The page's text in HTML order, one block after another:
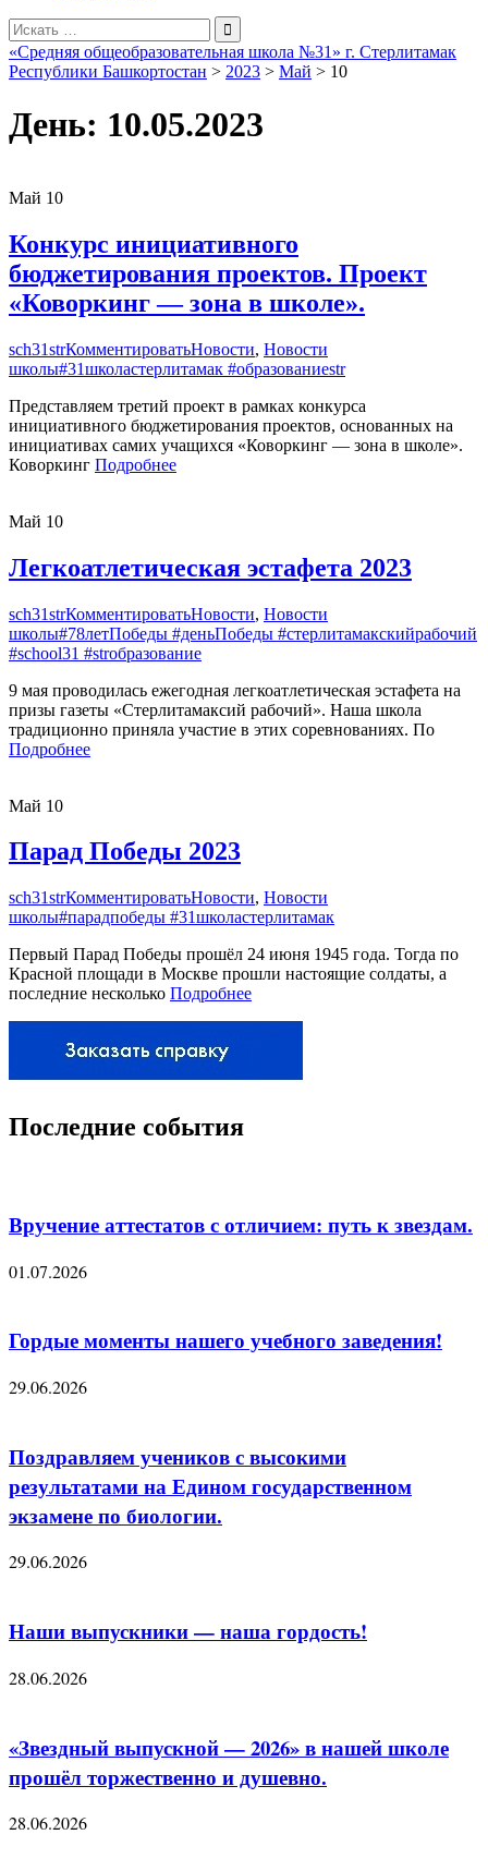
Поиск
для:
«Средняя общеобразовательная школа №31» г. Стерлитамак
Республики Башкортостан > 2023 > Май > 10
День: 10.05.2023
Май 10
Конкурс инициативного
бюджетирования проектов. Проект
«Коворкинг — зона в школе».
sch31strКомментироватьНовости, Новости
школы#31школастерлитамак #образованиеstr
Представляем третий проект в рамках конкурса
инициативного бюджетирования проектов, основанных на
инициативах самих учащихся «Коворкинг — зона в школе».
Коворкинг Подробнее
Май 10
Легкоатлетическая эстафета 2023
sch31strКомментироватьНовости, Новости
школы#78летПобеды #деньПобеды #стерлитамакскийрабочий
#school31 #strобразование
9 мая проводилась ежегодная легкоатлетическая эстафета на
призы газеты «Стерлитамаксий рабочий». Наша школа
традиционно приняла участие в этих соревнованиях. По
Подробнее
Май 10
Парад Победы 2023
sch31strКомментироватьНовости, Новости
школы#парадпобеды #31школастерлитамак
Первый Парад Победы прошёл 24 июня 1945 года. Тогда по
Красной площади в Москве прошли настоящие солдаты, а
последние несколько Подробнее
Последние события
Вручение аттестатов с отличием: путь к звездам.
01.07.2026
Гордые моменты нашего учебного заведения!
29.06.2026
Поздравляем учеников с высокими
результатами на Едином государственном
экзамене по биологии.
29.06.2026
Наши выпускники — наша гордость!
28.06.2026
«Звездный выпускной — 2026» в нашей школе
прошёл торжественно и душевно.
28.06.2026